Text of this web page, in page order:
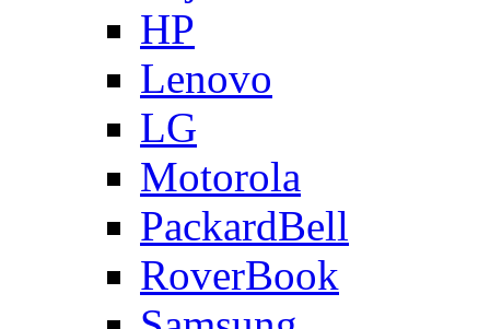
HP
Lenovo
LG
Motorola
PackardBell
RoverBook